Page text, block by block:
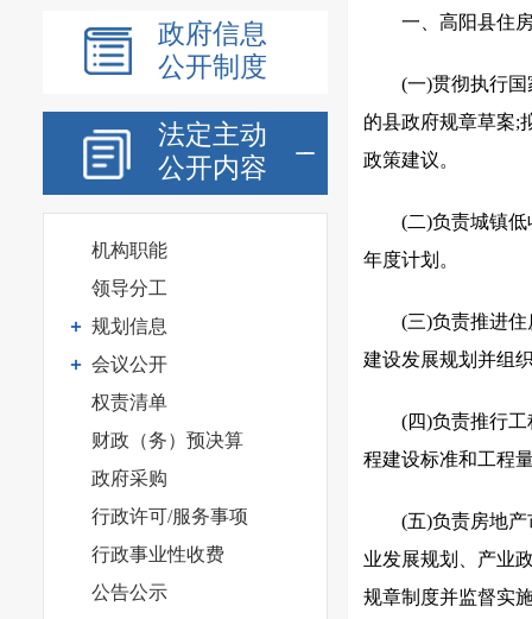
政府信息
公开制度
法定主动
公开内容
机构职能
领导分工
规划信息
会议公开
权责清单
财政（务）预决算
政府采购
行政许可/服务事项
行政事业性收费
公告公示
一、高阳县住
(一)贯彻执行
的县政府规章草案;
政策建议。
(二)负责城镇
年度计划。
(三)负责推进
建设发展规划并组
(四)负责推行
程建设标准和工程
(五)负责房地
业发展规划、产业
规章制度并监督实